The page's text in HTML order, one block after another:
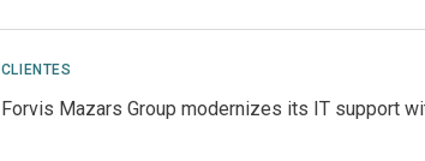
CLIENTES
Forvis Mazars Group modernizes its IT support